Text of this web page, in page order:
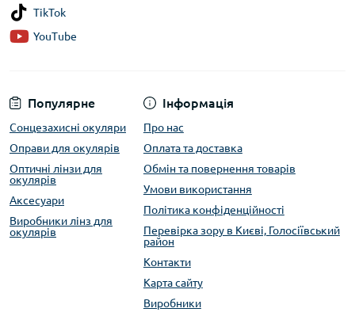
Популярне
Сонцезахисні окуляри
Оправи для окулярів
Оптичні лінзи для
окулярів
Аксесуари
Виробники лінз для
окулярів
Інформація
Про нас
Оплата та доставка
Обмін та повернення товарів
Умови використання
Політика конфіденційності
Перевірка зору в Києві, Голосіївський
район
Контакти
Карта сайту
Виробники
TikTok
YouTube